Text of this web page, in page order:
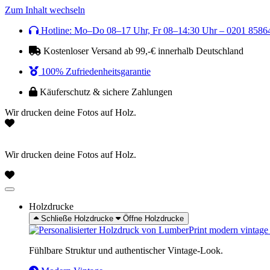
Zum Inhalt wechseln
Hotline: Mo–Do 08–17 Uhr, Fr 08–14:30 Uhr – 0201
Kostenloser Versand ab 99,-€ innerhalb Deutschland
100% Zufriedenheitsgarantie
Käuferschutz & sichere Zahlungen
Wir drucken deine Fotos auf Holz.
Wir drucken deine Fotos auf Holz.
Holzdrucke
Schließe Holzdrucke Öffne Holzdrucke
Fühlbare Struktur und authentischer Vintage-Look.